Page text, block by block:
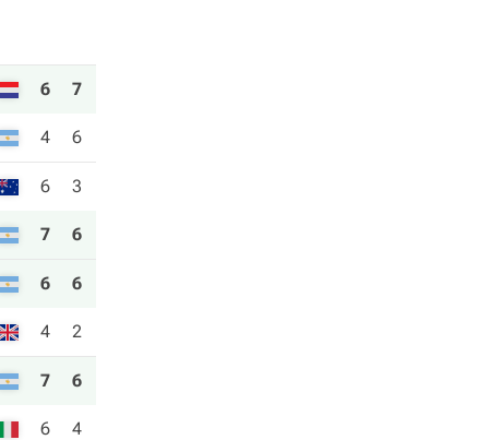
6 7
4 6
6 3
7 6
6 6
4 2
7 6
6 4